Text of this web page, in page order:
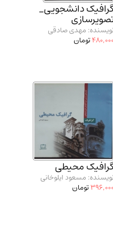
دانشجویی_
مهدی صادقی
480,000تومان
محیطی
مسعود ایلوخانی
396,000تومان